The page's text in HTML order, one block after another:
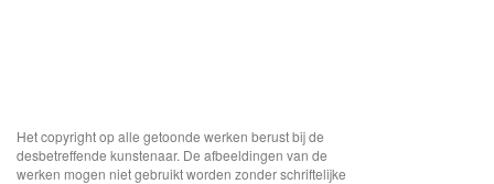
Het copyright op alle getoonde werken berust bij de
desbetreffende kunstenaar. De afbeeldingen van de
werken mogen niet gebruikt worden zonder schriftelijke